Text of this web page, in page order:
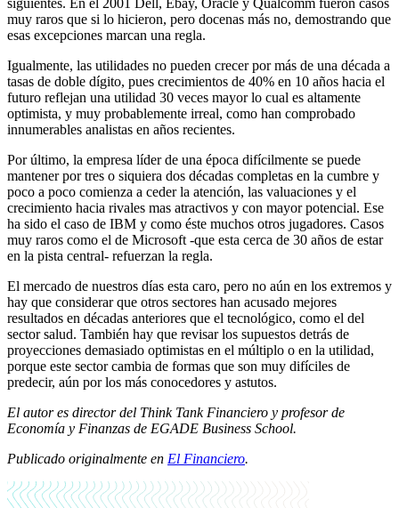
siguientes. En el 2001 Dell, Ebay, Oracle y Qualcomm fueron casos
muy raros que si lo hicieron, pero docenas más no, demostrando que
esas excepciones marcan una regla.
Igualmente, las utilidades no pueden crecer por más de una década a
tasas de doble dígito, pues crecimientos de 40% en 10 años hacia el
futuro reflejan una utilidad 30 veces mayor lo cual es altamente
optimista, y muy probablemente irreal, como han comprobado
innumerables analistas en años recientes.
Por último, la empresa líder de una época difícilmente se puede
mantener por tres o siquiera dos décadas completas en la cumbre y
poco a poco comienza a ceder la atención, las valuaciones y el
crecimiento hacia rivales mas atractivos y con mayor potencial. Ese
ha sido el caso de IBM y como éste muchos otros jugadores. Casos
muy raros como el de Microsoft -que esta cerca de 30 años de estar
en la pista central- refuerzan la regla.
El mercado de nuestros días esta caro, pero no aún en los extremos y
hay que considerar que otros sectores han acusado mejores
resultados en décadas anteriores que el tecnológico, como el del
sector salud. También hay que revisar los supuestos detrás de
proyecciones demasiado optimistas en el múltiplo o en la utilidad,
porque este sector cambia de formas que son muy difíciles de
predecir, aún por los más conocedores y astutos.
El autor es director del Think Tank Financiero y profesor de
Economía y Finanzas de EGADE Business School.
Publicado originalmente en El Financiero.